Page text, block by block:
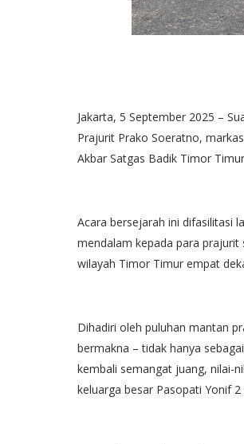
Jakarta, 5 September 2025 –
Prajurit Prako Soeratno,
Akbar Satgas Badik Timor
Acara bersejarah ini difasilitasi
mendalam kepada para
wilayah Timor Timur empat
Dihadiri oleh puluhan mantan
bermakna – tidak hanya
kembali semangat juang, nilai-
keluarga besar Pasopati Yonif 2